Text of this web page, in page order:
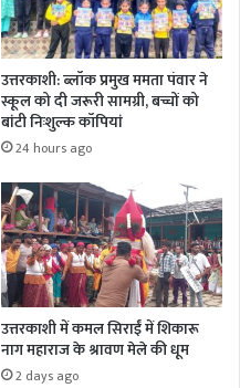
उत्तरकाशी: ब्लॉक प्रमुख ममता पंवार ने
स्कूल को दी जरूरी सामग्री, बच्चों को
बांटी निःशुल्क कॉपियां
24 hours ago
उत्तरकाशी में कमल सिराईं में शिकारू
नाग महाराज के श्रावण मेले की धूम
2 days ago